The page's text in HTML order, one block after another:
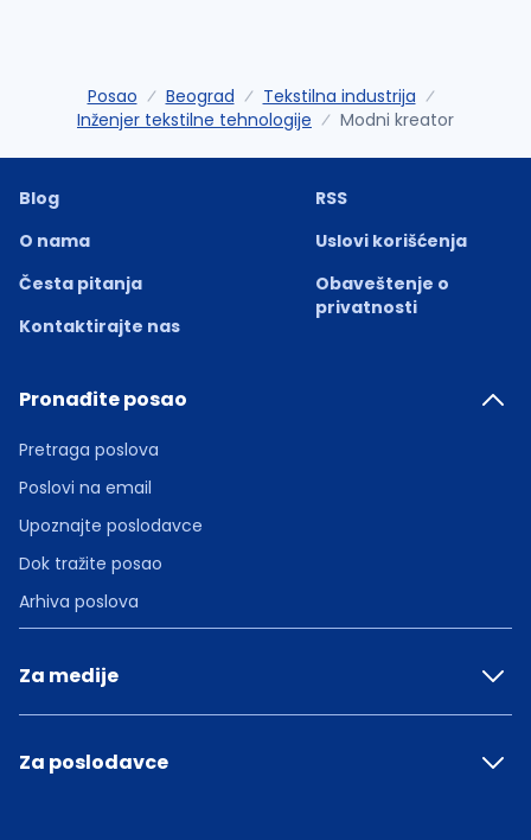
Posao Beograd
Tekstilna industrija
Inženjer tekstilne tehnologije
Modni kreator
Blog
O nama
Česta pitanja
Kontaktirajte nas
RSS
Uslovi korišćenja
Obaveštenje o
privatnosti
Pronađite posao
Pretraga poslova
Poslovi na email
Upoznajte poslodavce
Dok tražite posao
Arhiva poslova
Za medije
Za poslodavce